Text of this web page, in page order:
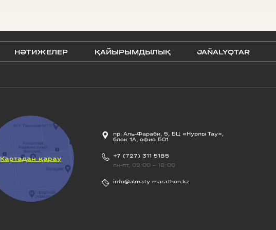
НӘТИЖЕЛЕР ҚАЙЫРЫМДЫЛЫҚ JAÑALYQTAR
Картадан қарау
пр. Аль-Фараби, 5, БЦ «Нурлы Тау»,
блок 1А, офис 501
+7 (727) 311 5185
пн-пт, 09:00 - 18:00
info@almaty-marathon.kz